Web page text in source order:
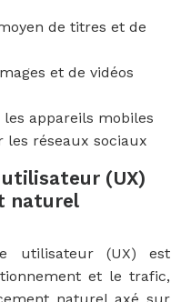
de titres et de
et de vidéos
appareils mobiles
réseaux sociaux
(UX)
naturel
utilisateur (UX) est
et le trafic,